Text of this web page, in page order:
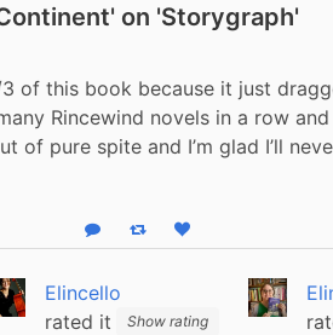
on 'Storygraph'
of this book because it just
Rincewind novels in a row
of pure spite and I’m glad I’ll
Reply Boost statusLike status
Elincello
rated it
Show rating